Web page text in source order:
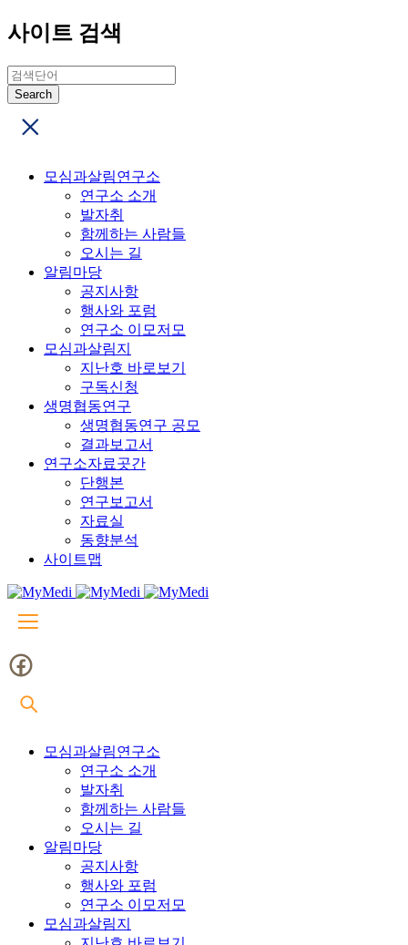
사이트 검색
모심과살림연구소
연구소 소개
발자취
함께하는 사람들
오시는 길
알림마당
공지사항
행사와 포럼
연구소 이모저모
모심과살림지
지난호 바로보기
구독신청
생명협동연구
생명협동연구 공모
결과보고서
연구소자료곳간
단행본
연구보고서
자료실
동향분석
사이트맵
모심과살림연구소
연구소 소개
발자취
함께하는 사람들
오시는 길
알림마당
공지사항
행사와 포럼
연구소 이모저모
모심과살림지